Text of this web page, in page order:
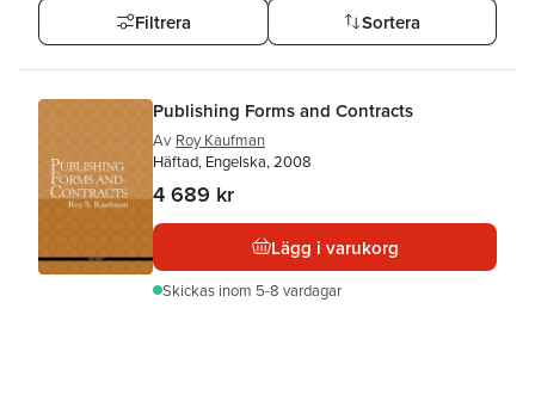
Filtrera Sortera
Publishing Forms and Contracts
Av Roy Kaufman
Häftad, Engelska, 2008
4 689 kr
Lägg i varukorg
Skickas inom 5-8 vardagar